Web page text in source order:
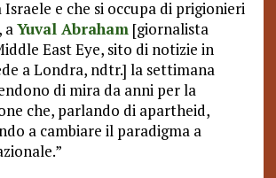
e che si occupa di prigionieri
aYuval Abraham[giornalista
East Eye, sito di notizie in
a Londra, ndtr.] la settimana
di mira da anni per la
che, parlando di apartheid,
a cambiare il paradigma a